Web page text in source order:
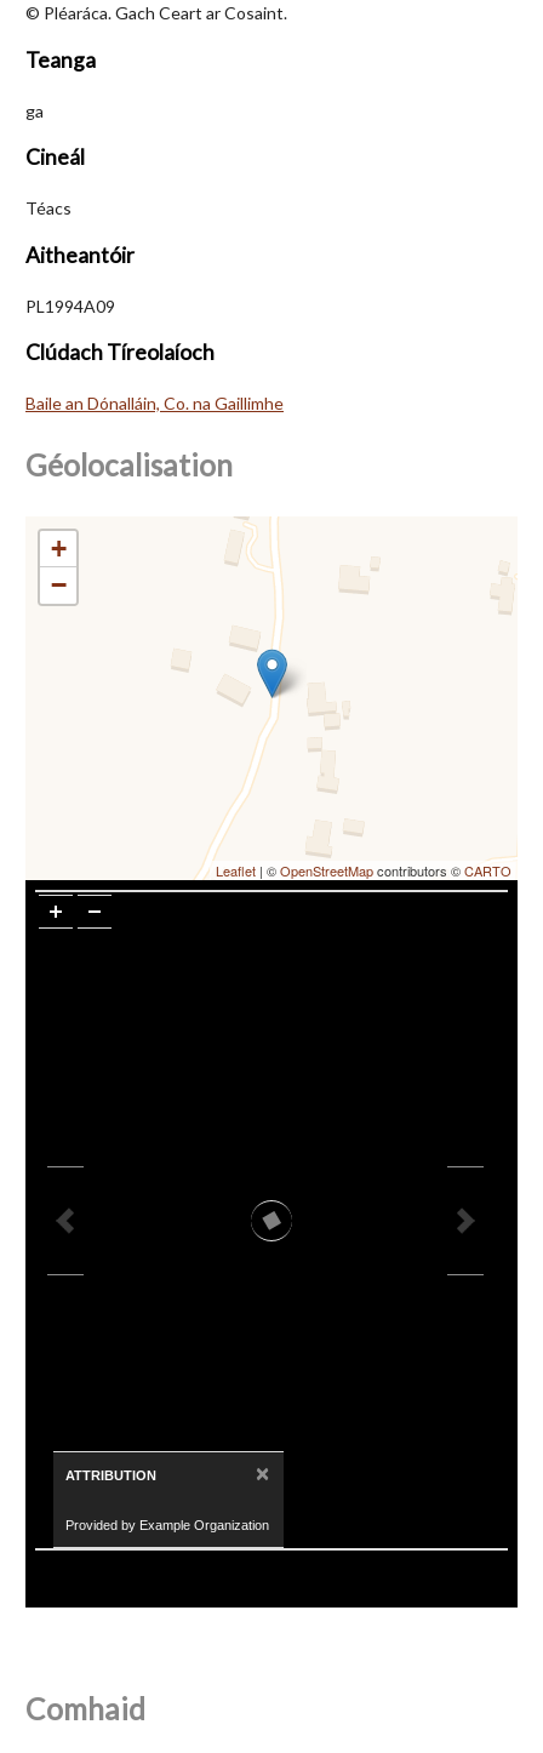
© Pléaráca. Gach Ceart ar Cosaint.
Teanga
ga
Cineál
Téacs
Aitheantóir
PL1994A09
Clúdach Tíreolaíoch
Baile an Dónalláin, Co. na Gaillimhe
Géolocalisation
+
−
Leaflet | ©OpenStreetMapcontributors ©CARTO
ATTRIBUTION ×
Provided by Example Organization
Comhaid